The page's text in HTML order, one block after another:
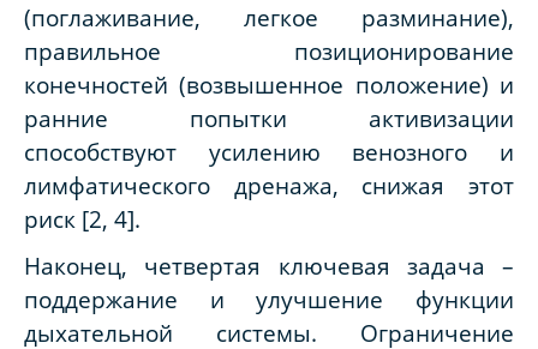
(поглаживание, легкое разминание),
правильное позиционирование
конечностей (возвышенное положение) и
ранние попытки активизации
способствуют усилению венозного и
лимфатического дренажа, снижая этот
риск [2, 4].
Наконец, четвертая ключевая задача –
поддержание и улучшение функции
дыхательной системы. Ограничение